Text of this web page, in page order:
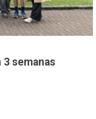
semanas